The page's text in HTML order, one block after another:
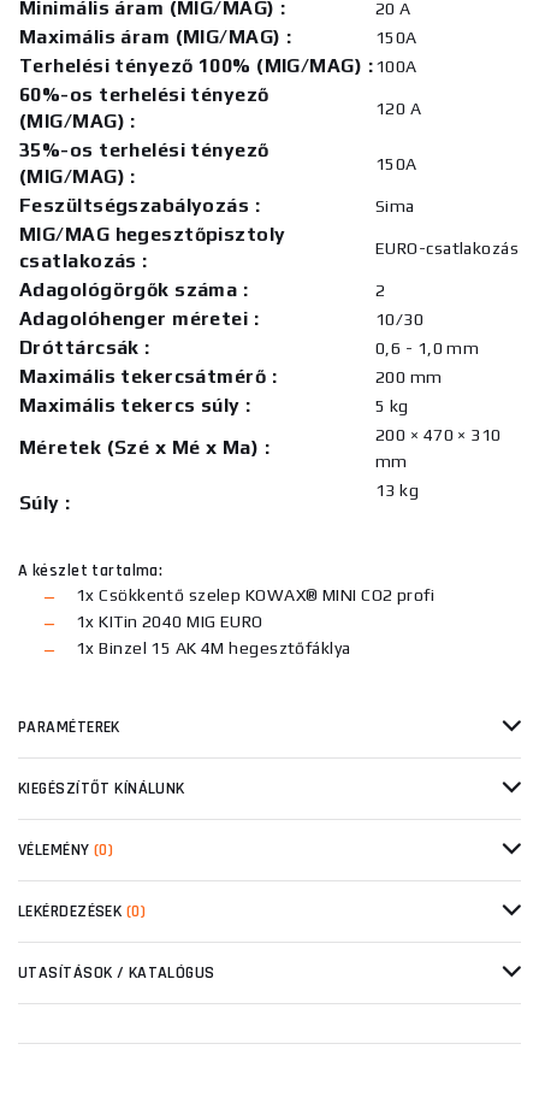
Minimális áram (MIG/MAG) : 20 A
Maximális áram (MIG/MAG) : 150A
Terhelési tényező 100% (MIG/MAG) :100A
60%-os terhelési tényező
(MIG/MAG) :
120 A
35%-os terhelési tényező
(MIG/MAG) :
150A
Feszültségszabályozás : Sima
MIG/MAG hegesztőpisztoly
csatlakozás :
EURO-csatlakozás
Adagológörgők száma : 2
Adagolóhenger méretei : 10/30
Dróttárcsák : 0,6 - 1,0 mm
Maximális tekercsátmérő : 200 mm
Maximális tekercs súly : 5 kg
Méretek (Szé x Mé x Ma) :
200 × 470 × 310
mm
Súly :
13 kg
A készlet tartalma:
1x Csökkentő szelep KOWAX® MINI CO2 profi
1x KITin 2040 MIG EURO
1x Binzel 15 AK 4M hegesztőfáklya
PARAMÉTEREK
KIEGÉSZÍTŐT KÍNÁLUNK
VÉLEMÉNY (0)
LEKÉRDEZÉSEK (0)
UTASÍTÁSOK / KATALÓGUS